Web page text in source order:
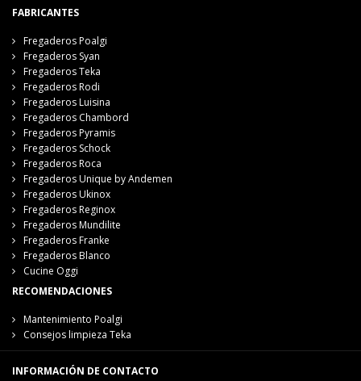
FABRICANTES
Fregaderos Poalgi
Fregaderos Syan
Fregaderos Teka
Fregaderos Rodi
Fregaderos Luisina
Fregaderos Chambord
Fregaderos Pyramis
Fregaderos Schock
Fregaderos Roca
Fregaderos Unique by Andemen
Fregaderos Ukinox
Fregaderos Reginox
Fregaderos Mundilite
Fregaderos Franke
Fregaderos Blanco
Cucine Oggi
RECOMENDACIONES
Mantenimiento Poalgi
Consejos limpieza Teka
INFORMACIÓN DE CONTACTO